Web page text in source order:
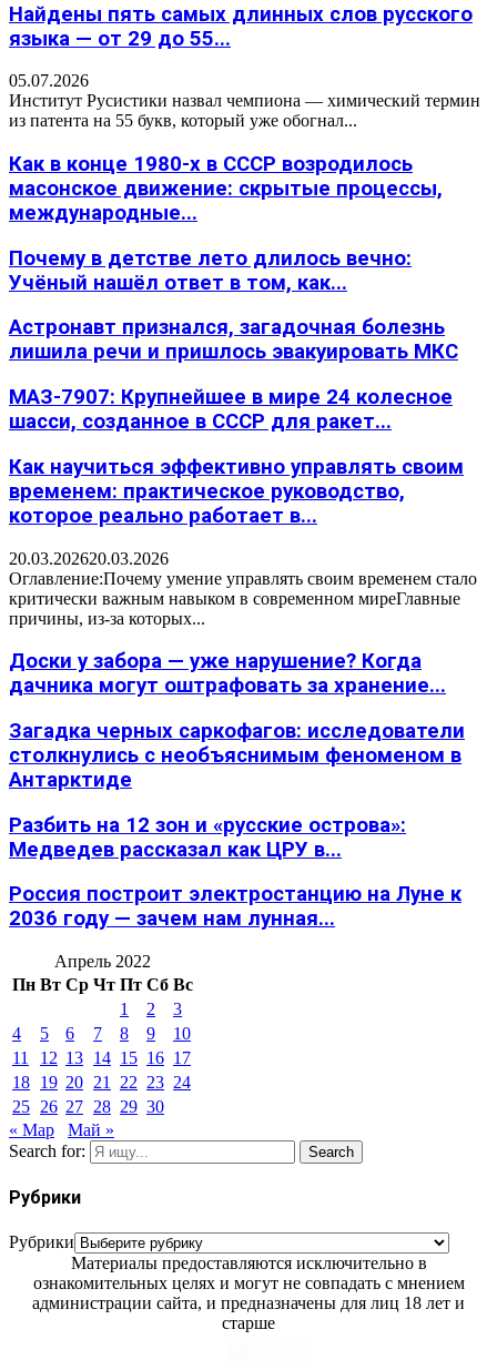
Найдены пять самых длинных слов русского
языка — от 29 до 55...
05.07.2026
Институт Русистики назвал чемпиона — химический термин
из патента на 55 букв, который уже обогнал...
Как в конце 1980-х в СССР возродилось
масонское движение: скрытые процессы,
международные...
Почему в детстве лето длилось вечно:
Учёный нашёл ответ в том, как...
Астронавт признался, загадочная болезнь
лишила речи и пришлось эвакуировать МКС
МАЗ-7907: Крупнейшее в мире 24 колесное
шасси, созданное в СССР для ракет...
Как научиться эффективно управлять своим
временем: практическое руководство,
которое реально работает в...
20.03.202620.03.2026
Оглавление:Почему умение управлять своим временем стало
критически важным навыком в современном миреГлавные
причины, из-за которых...
Доски у забора — уже нарушение? Когда
дачника могут оштрафовать за хранение...
Загадка черных саркофагов: исследователи
столкнулись с необъяснимым феноменом в
Антарктиде
Разбить на 12 зон и «русские острова»:
Медведев рассказал как ЦРУ в...
Россия построит электростанцию на Луне к
2036 году — зачем нам лунная...
Апрель 2022
Пн Вт Ср Чт Пт Сб Вс
1
2
3
4
5 6 7 8 9
10
11
12 13 14 15 16 17
18 19 20 21 22 23 24
25 26 27 28 29 30
« Мар
Май »
Search for:
Search
Рубрики
Рубрики
Материалы предоставляются исключительно в
ознакомительных целях и могут не совпадать с мнением
администрации сайта, и предназначены для лиц 18 лет и
старше